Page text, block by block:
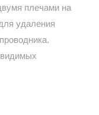
плечами на
удаления